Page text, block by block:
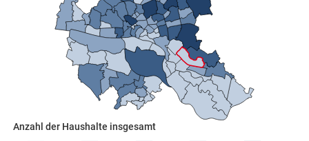
Anzahl der Haushalte insgesamt